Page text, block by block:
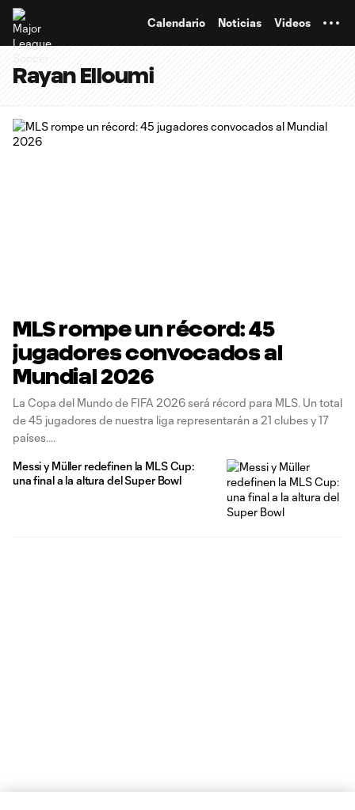
Calendario Noticias Videos
Rayan Elloumi
MLS rompe un récord: 45
jugadores convocados al
Mundial 2026
La Copa del Mundo de FIFA 2026 será récord para MLS. Un total
de 45 jugadores de nuestra liga representarán a 21 clubes y 17
países.
Messi y Müller redefinen la MLS Cup:
una final a la altura del Super Bowl